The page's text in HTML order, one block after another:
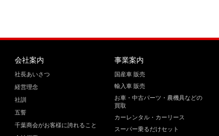
会社案内
社長あいさつ
経営理念
社訓
五誓
千葉商会がお客様に誇れること
事業案内
国産車 販売
輸入車 販売
お車・中古パーツ・農機具などの
買取
カーレンタル・カーリース
スーパー乗るだけセット